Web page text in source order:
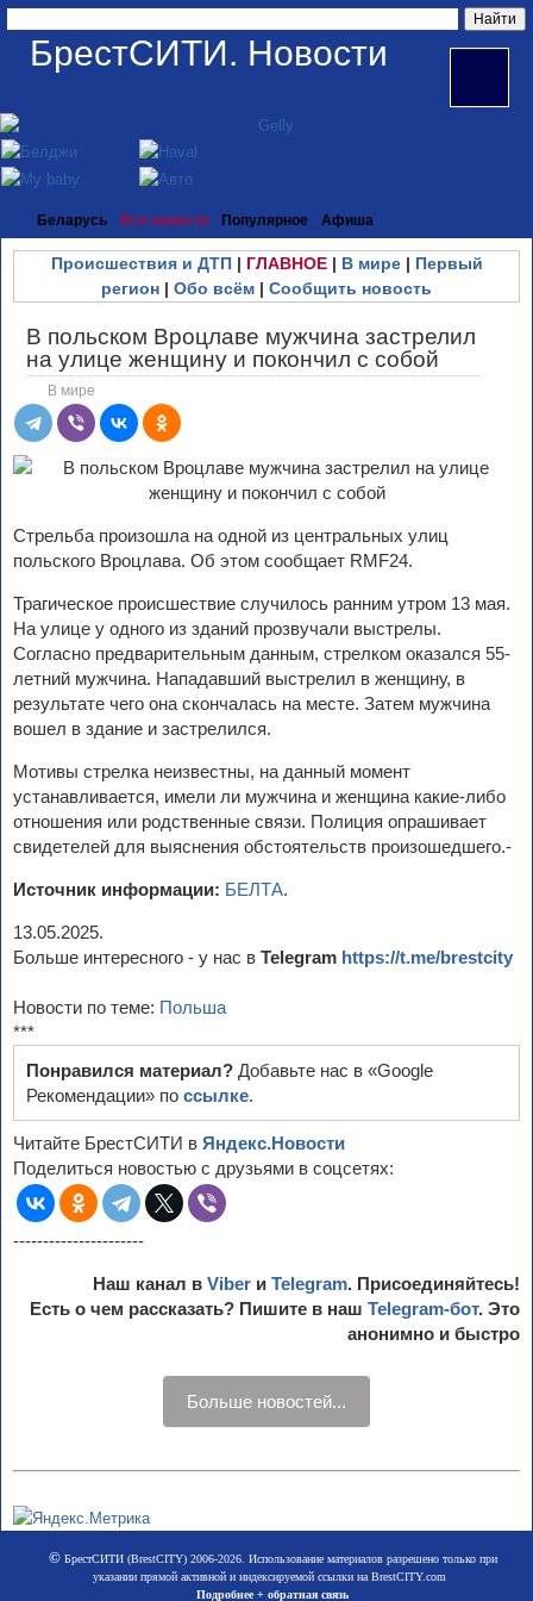
БрестСИТИ. Новости
Беларусь Все новости Популярное Афиша
Происшествия и ДТП| ГЛАВНОЕ| В мире| Первый
регион | Обо всём | Сообщить новость
В польском Вроцлаве мужчина застрелил
на улице женщину и покончил с собой
В мире
Стрельба произошла на одной из центральных улиц
польского Вроцлава. Об этом сообщает RMF24.
Трагическое происшествие случилось ранним утром 13 мая.
На улице у одного из зданий прозвучали выстрелы.
Согласно предварительным данным, стрелком оказался 55-
летний мужчина. Нападавший выстрелил в женщину, в
результате чего она скончалась на месте. Затем мужчина
вошел в здание и застрелился.
Мотивы стрелка неизвестны, на данный момент
устанавливается, имели ли мужчина и женщина какие-либо
отношения или родственные связи. Полиция опрашивает
свидетелей для выяснения обстоятельств произошедшего.-
Источник информации: БЕЛТА.
13.05.2025.
Больше интересного - у нас в Telegram https://t.me/brestcity
Новости по теме: Польша
***
Понравился материал? Добавьте нас в «Google
Рекомендации» по ссылке.
Читайте БрестСИТИ в Яндекс.Новости
Поделиться новостью с друзьями в соцсетях:
----------------------
Наш канал в Viber и Telegram. Присоединяйтесь!
Есть о чем рассказать? Пишите в наш Telegram-бот. Это
анонимно и быстро
Больше новостей...
©БрестСИТИ (BrestCITY) 2006-2026. Использование материалов разрешено только при
указании прямой активной и индексируемой ссылки на BrestCITY.com
Подробнее + обратная связь